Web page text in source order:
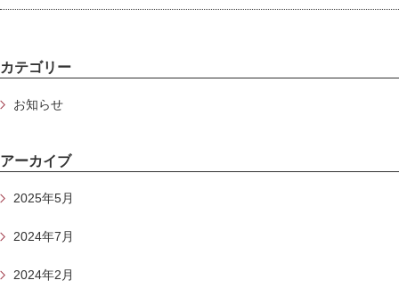
カテゴリー
お知らせ
アーカイブ
2025年5月
2024年7月
2024年2月